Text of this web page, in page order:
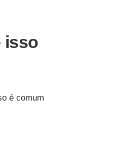
isso
é comum